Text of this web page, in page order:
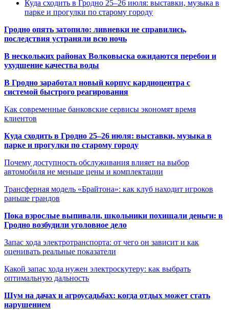
Куда сходить в Гродно 25–26 июля: выставки, музыка в
парке и прогулки по старому городу
Гродно опять затопило: ливневки не справились,
последствия устраняли всю ночь
В нескольких районах Волковыска ожидаются перебои и
ухудшение качества воды
В Гродно заработал новый корпус кардиоцентра с
системой быстрого реагирования
Как современные банковские сервисы экономят время
клиентов
Куда сходить в Гродно 25–26 июля: выставки, музыка в
парке и прогулки по старому городу
Почему доступность обслуживания влияет на выбор
автомобиля не меньше цены и комплектации
Трансферная модель «Брайтона»: как клуб находит игроков
раньше грандов
Пока взрослые выпивали, школьники похищали деньги: в
Гродно возбудили уголовное дело
Запас хода электротранспорта: от чего он зависит и как
оценивать реальные показатели
Какой запас хода нужен электроскутеру: как выбрать
оптимальную дальность
Шум на дачах и агроусадьбах: когда отдых может стать
нарушением